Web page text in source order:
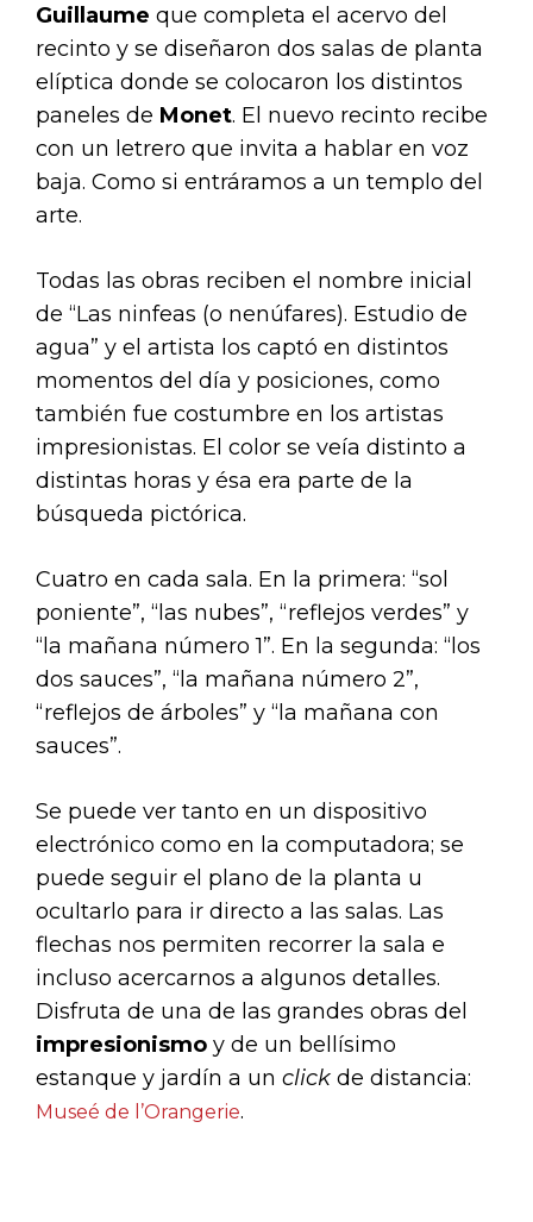
Guillaume que completa el acervo del
recinto y se diseñaron dos salas de planta
elíptica donde se colocaron los distintos
paneles de Monet. El nuevo recinto recibe
con un letrero que invita a hablar en voz
baja. Como si entráramos a un templo del
arte.
Todas las obras reciben el nombre inicial
de “Las ninfeas (o nenúfares). Estudio de
agua” y el artista los captó en distintos
momentos del día y posiciones, como
también fue costumbre en los artistas
impresionistas. El color se veía distinto a
distintas horas y ésa era parte de la
búsqueda pictórica.
Cuatro en cada sala. En la primera: “sol
poniente”, “las nubes”, “reflejos verdes” y
“la mañana número 1”. En la segunda: “los
dos sauces”, “la mañana número 2”,
“reflejos de árboles” y “la mañana con
sauces”.
Se puede ver tanto en un dispositivo
electrónico como en la computadora; se
puede seguir el plano de la planta u
ocultarlo para ir directo a las salas. Las
flechas nos permiten recorrer la sala e
incluso acercarnos a algunos detalles.
Disfruta de una de las grandes obras del
impresionismo y de un bellísimo
estanque y jardín a un click de distancia:
Museé de l’Orangerie.